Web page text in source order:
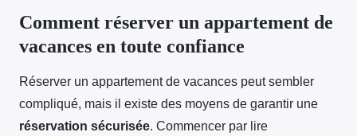
Comment réserver un appartement de
vacances en toute confiance
Réserver un appartement de vacances peut sembler
compliqué, mais il existe des moyens de garantir une
réservation sécurisée. Commencer par lire